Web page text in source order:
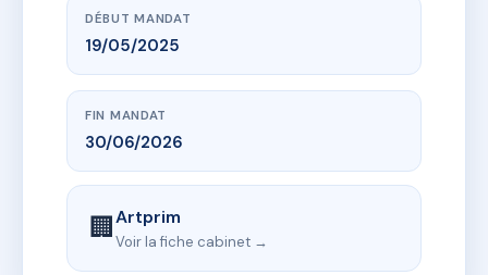
DÉBUT MANDAT
19/05/2025
FIN MANDAT
30/06/2026
🏢Artprim
Voir la fiche cabinet →